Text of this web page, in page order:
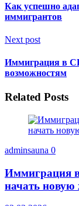
Как успешно
иммигрантов
Next post
Иммиграция в
возможностям
Related Posts
adminsauna 0
Иммиграция
начать новую